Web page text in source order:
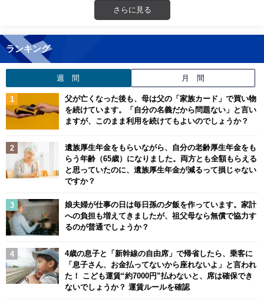
さらに見る
ランキング
週 間 月 間
父が亡くなった後も、母は父の「家族カード」で買い物
を続けています。「自分の名義だから問題ない」と言い
ますが、このまま利用を続けてもよいのでしょうか？
遺族厚生年金をもらいながら、自分の老齢厚生年金をも
らう年齢（65歳）になりました。両方とも全額もらえる
と思っていたのに、遺族厚生年金が減るって損じゃない
ですか？
娘夫婦が仕事の日は毎日孫の夕飯を作っています。家計
への負担も増えてきましたが、祖父母なら無償で協力す
るのが普通でしょうか？
4歳の息子と「新幹線の自由席」で帰省したら、乗客に
「息子さん、お金払ってないから座れないよ」と言われ
た！ こども運賃“約7000円”払わないと、席は確保でき
ないでしょうか？ 運賃ルールを確認